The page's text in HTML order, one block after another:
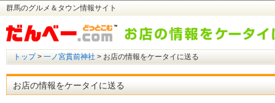
群馬のグルメ＆タウン情報サイト
トップ> 一ノ宮貫前神社 > お店の情報をケータイに送る
お店の情報をケータイに送る